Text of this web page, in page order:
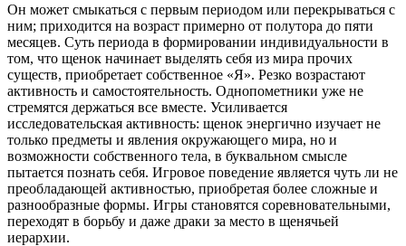
Он может смыкаться с первым периодом или перекрываться с
ним; приходится на возраст примерно от полутора до пяти
месяцев. Суть периода в формировании индивидуальности в
том, что щенок начинает выделять себя из мира прочих
существ, приобретает собственное «Я». Резко возрастают
активность и самостоятельность. Однопометники уже не
стремятся держаться все вместе. Усиливается
исследовательская активность: щенок энергично изучает не
только предметы и явления окружающего мира, но и
возможности собственного тела, в буквальном смысле
пытается познать себя. Игровое поведение является чуть ли не
преобладающей активностью, приобретая более сложные и
разнообразные формы. Игры становятся соревновательными,
переходят в борьбу и даже драки за место в щенячьей
иерархии.